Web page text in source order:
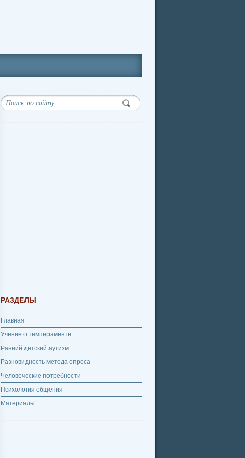
РАЗДЕЛЫ
Главная
Учение о темпераменте
Ранний детский аутизм
Разновидность метода опроса
Человеческие потребности
Психология общения
Материалы